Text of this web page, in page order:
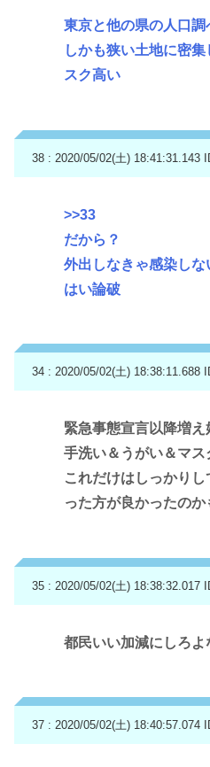
東京と他の県の人口調
しかも狭い土地に密
スク高い
38 : 2020/05/02(土) 18:41:31.143
>>33
だから？
外出しなきゃ感染しな
はい論破
34 : 2020/05/02(土) 18:38:11.688
緊急事態宣言以降増
手洗い＆うがい＆マス
これだけはしっかり
った方が良かったのか
35 : 2020/05/02(土) 18:38:32.017
都民いい加減にしろよ
37 : 2020/05/02(土) 18:40:57.074